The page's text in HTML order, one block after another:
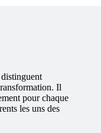
Il
pour chaque
les uns des